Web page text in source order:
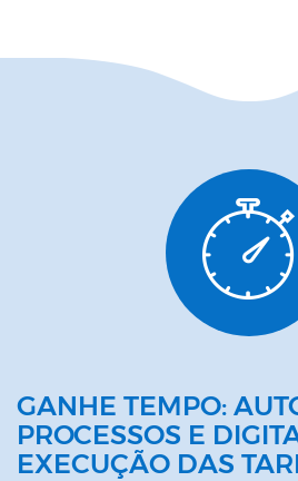
GANHE TEMPO:
PROCESSOS E
EXECUÇÃO DAS